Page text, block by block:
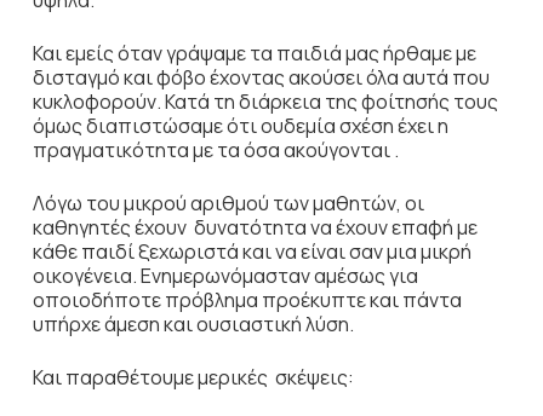
Και εμείς όταν γράψαμε τα παιδιά μας ήρθαμε με
δισταγμό και φόβο έχοντας ακούσει όλα αυτά που
κυκλοφορούν. Κατά τη διάρκεια της φοίτησής τους
όμως διαπιστώσαμε ότι ουδεμία σχέση έχει η
πραγματικότητα με τα όσα ακούγονται .
Λόγω του μικρού αριθμού των μαθητών, οι
καθηγητές έχουν δυνατότητα να έχουν επαφή με
κάθε παιδί ξεχωριστά και να είναι σαν μια μικρή
οικογένεια. Ενημερωνόμασταν αμέσως για
οποιοδήποτε πρόβλημα προέκυπτε και πάντα
υπήρχε άμεση και ουσιαστική λύση.
Και παραθέτουμε μερικές σκέψεις: